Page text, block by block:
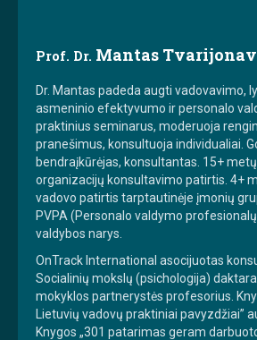
Prof. Dr. Mantas
Dr. Mantas padeda augti vadovavimo,
asmeninio efektyvumo ir personalo
praktinius seminarus, moderuoja
pranešimus, konsultuoja individualiai.
bendraįkūrėjas, konsultantas. 15+
organizacijų konsultavimo patirtis. 4+
vadovo patirtis tarptautinėje įmonių
PVPA (Personalo valdymo
valdybos narys.
OnTrack International asocijuotas
Socialinių mokslų (psichologija)
mokyklos partnerystės profesorius.
Lietuvių vadovų praktiniai pavyzdžiai”
Knygos „301 patarimas geram